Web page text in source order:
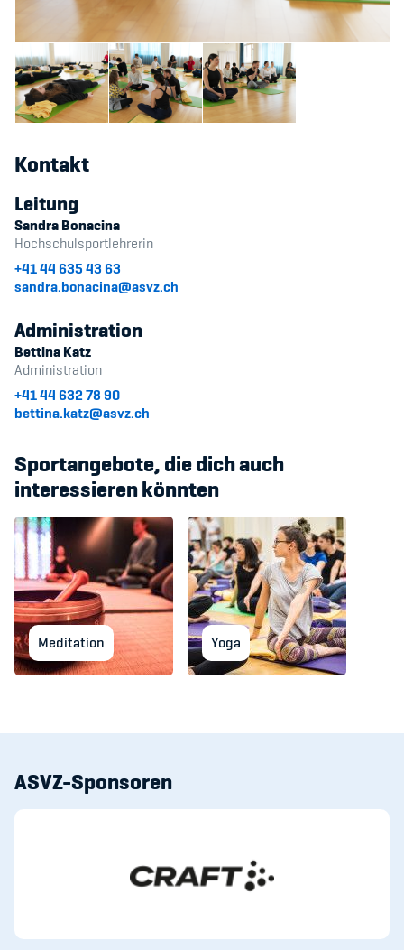
Sponsoren und Partner
Netzwerk
Kontakt
Leitung
Sandra Bonacina
Hochschulsportlehrerin
+41 44 635 43 63
sandra.bonacina@asvz.ch
Administration
Bettina Katz
Administration
+41 44 632 78 90
bettina.katz@asvz.ch
Sportangebote, die dich auch
interessieren könnten
Meditation Yoga
ASVZ-Sponsoren